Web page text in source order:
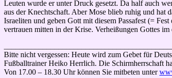
Leuten wurde er unter Druck gesetzt. Da half auch
aus der Knechtschaft. Aber Mose blieb ruhig und hat
Israeliten und geben Gott mit diesem Passafest (=
vertrauen mitten in der Krise. Verheißungen Gottes
Bitte nicht vergessen: Heute wird zum Gebet für
Fußballtrainer Heiko Herrlich. Die Schirmherrschaft
Von 17.00 – 18.30 Uhr können Sie mitbeten unter